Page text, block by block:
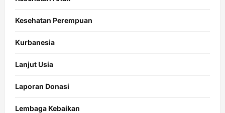
Kesehatan Perempuan
Kurbanesia
Lanjut Usia
Laporan Donasi
Lembaga Kebaikan